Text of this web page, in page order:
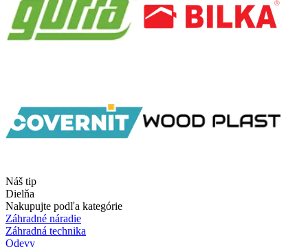
Náš tip
Dielňa
Nakupujte podľa kategórie
Záhradné náradie
Záhradná technika
Odevy